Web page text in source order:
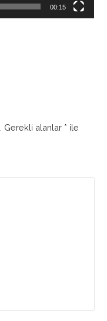
00:15
Gerekli alanlar * ile